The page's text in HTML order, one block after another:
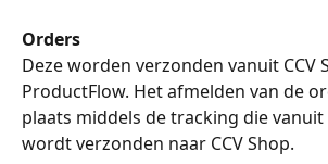
Orders
Deze worden verzonden vanuit CCV
ProductFlow. Het afmelden van de
plaats middels de tracking die
wordt verzonden naar CCV Shop.